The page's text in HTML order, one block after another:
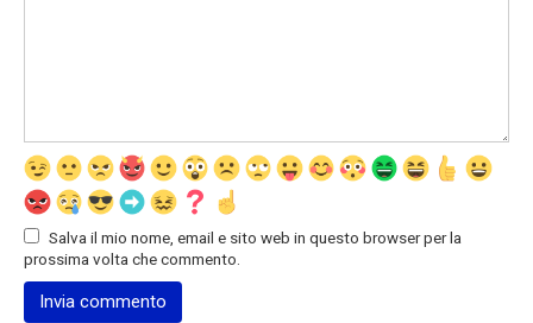
Salva il mio nome, email e sito web in questo browser per la
prossima volta che commento.